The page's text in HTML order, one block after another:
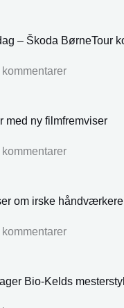
– Škoda BørneTour
kommentarer
med ny filmfremviser
kommentarer
om irske håndværkere
kommentarer
Bio-Kelds